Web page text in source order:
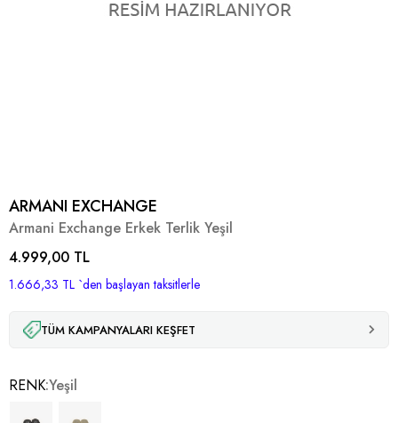
ARMANI EXCHANGE
Armani Exchange Erkek Terlik Yeşil
4.999,00 TL
1.666,33 TL `den başlayan taksitlerle
TÜM KAMPANYALARI KEŞFET
RENKYeşil